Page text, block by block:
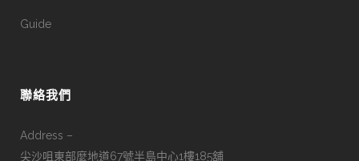
Guide
聯絡我們
Address –
尖沙咀東部麼地道67號半島中心1樓185舖